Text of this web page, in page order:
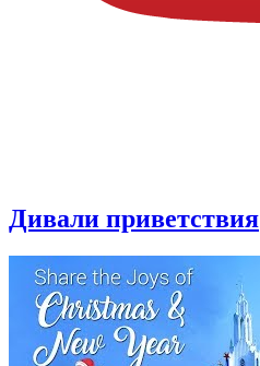
Дивали приветствия